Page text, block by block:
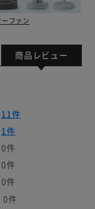
ーファン
商品レビュー
11件
1件
0件
0件
0件
0件